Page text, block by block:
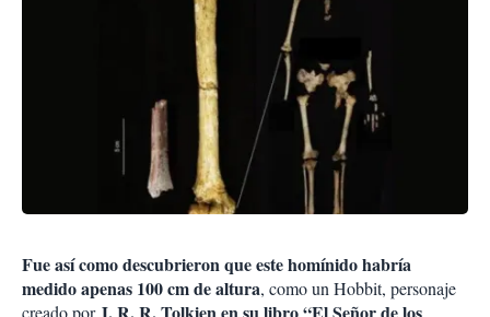
Fue así como descubrieron que este homínido habría
medido apenas 100 cm de altura, como un Hobbit, personaje